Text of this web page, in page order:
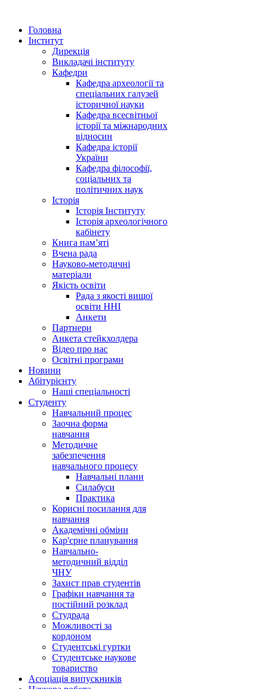
Головна
Інститут
Дирекція
Викладачі інституту
Кафедри
Кафедра археології та
спеціальних галузей
історичної науки
Кафедра всесвітньої
історії та міжнародних
відносин
Кафедра історії
України
Кафедра філософії,
соціальних та
політичних наук
Історія
Історія Інституту
Історія археологічного
кабінету
Книга памʼяті
Вчена рада
Науково-методичні
матеріали
Якість освіти
Рада з якості вищої
освіти ННІ
Анкети
Партнери
Анкета стейкхолдера
Відео про нас
Освітні програми
Hовини
Абітурієнту
Наші спеціальності
Студенту
Навчальний процес
Заочна форма
навчання
Методичне
забезпечення
навчального процесу
Навчальні плани
Силабуси
Практика
Корисні посилання для
навчання
Академічні обміни
Кар'єрне планування
Навчально-
методичний відділ
ЧНУ
Захист прав студентів
Графіки навчання та
постійний розклад
Студрада
Можливості за
кордоном
Студентські гуртки
Студентське наукове
товариство
Асоціація випускників